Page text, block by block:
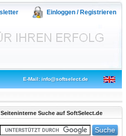
Einloggen / Registrieren
E-Mail: info@softselect.de
Seiteninterne Suche auf SoftSelect.de